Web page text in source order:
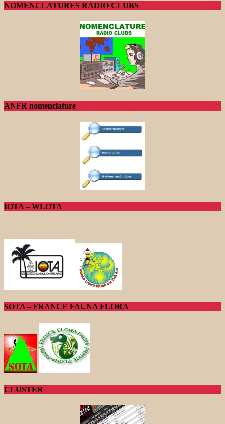
NOMENCLATURES RADIO CLUBS
ANFR nomenclature
IOTA – WLOTA
SOTA – FRANCE FAUNA FLORA
CLUSTER